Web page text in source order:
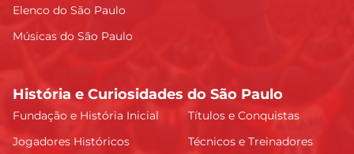
Elenco do São Paulo
Músicas do São Paulo
História e Curiosidades do São Paulo
Fundação e História Inicial
Títulos e Conquistas
Jogadores Históricos
Técnicos e Treinadores